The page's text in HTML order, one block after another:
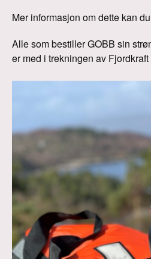
Mer informasjon om dette kan
Alle som bestiller GOBB sin
er med i trekningen av